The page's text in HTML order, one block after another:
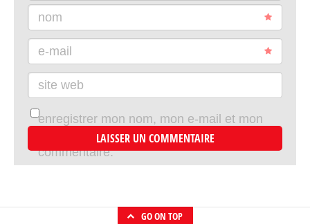
nom
e-mail
site web
enregistrer mon nom, mon e-mail et mon
site dans le navigateur pour mon prochain
commentaire.
GO ON TOP